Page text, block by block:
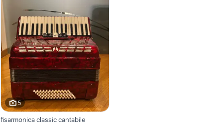
5
fisarmonica classic cantabile